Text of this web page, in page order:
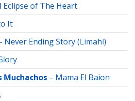
Eclipse of The Heart
It
Never Ending Story (Limahl)
Muchachos – Mama El Baion